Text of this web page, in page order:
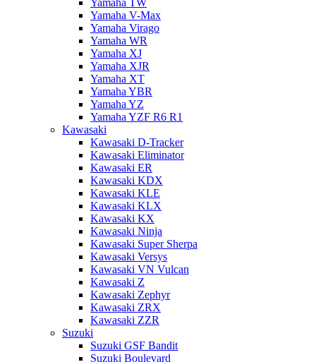
Yamaha TW
Yamaha V-Max
Yamaha Virago
Yamaha WR
Yamaha XJ
Yamaha XJR
Yamaha XT
Yamaha YBR
Yamaha YZ
Yamaha YZF R6 R1
Kawasaki
Kawasaki D-Tracker
Kawasaki Eliminator
Kawasaki ER
Kawasaki KDX
Kawasaki KLE
Kawasaki KLX
Kawasaki KX
Kawasaki Ninja
Kawasaki Super Sherpa
Kawasaki Versys
Kawasaki VN Vulcan
Kawasaki Z
Kawasaki Zephyr
Kawasaki ZRX
Kawasaki ZZR
Suzuki
Suzuki GSF Bandit
Suzuki Boulevard